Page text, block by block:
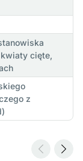
cięte,
z